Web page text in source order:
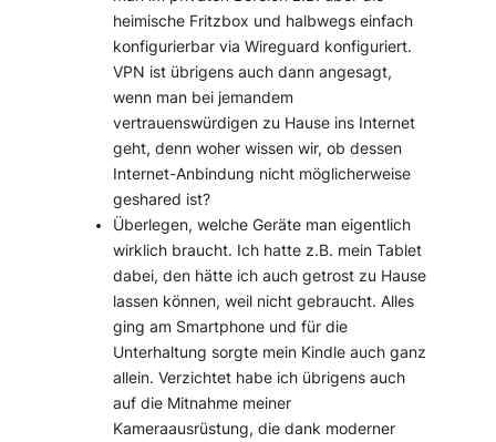
heimische Fritzbox und halbwegs einfach
konfigurierbar via Wireguard konfiguriert.
VPN ist übrigens auch dann angesagt,
wenn man bei jemandem
vertrauenswürdigen zu Hause ins Internet
geht, denn woher wissen wir, ob dessen
Internet-Anbindung nicht möglicherweise
geshared ist?
Überlegen, welche Geräte man eigentlich
wirklich braucht. Ich hatte z.B. mein Tablet
dabei, den hätte ich auch getrost zu Hause
lassen können, weil nicht gebraucht. Alles
ging am Smartphone und für die
Unterhaltung sorgte mein Kindle auch ganz
allein. Verzichtet habe ich übrigens auch
auf die Mitnahme meiner
Kameraausrüstung, die dank moderner